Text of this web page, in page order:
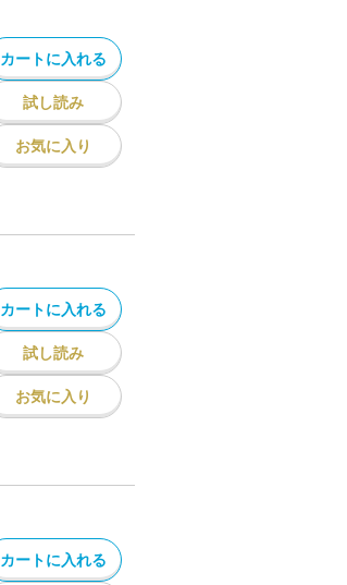
カートに入れる
試し読み
お気に入り
カートに入れる
試し読み
お気に入り
カートに入れる